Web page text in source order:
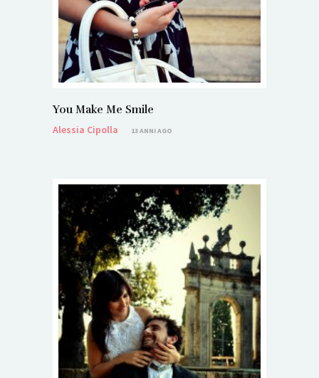
You Make Me Smile
Alessia Cipolla
13 ANNI AGO